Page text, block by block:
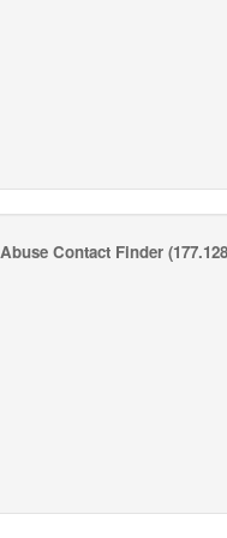
Abuse Contact Finder